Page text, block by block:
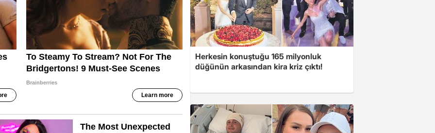
Herkesin konuştuğu 165 milyonluk
düğünün arkasından kira kriz çıktı!